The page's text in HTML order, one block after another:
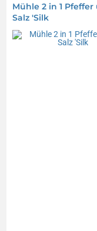
Mühle 2 in 1 Pfeffer
Salz 'Silk